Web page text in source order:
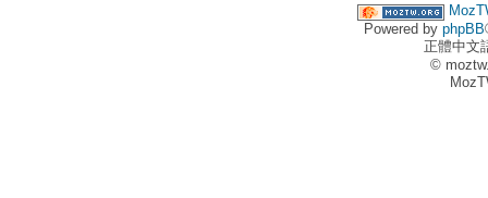
Powered by phpBB
正體中文
©